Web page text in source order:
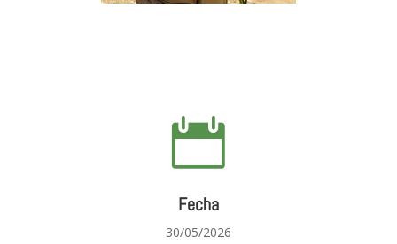

Fecha
30/05/2026